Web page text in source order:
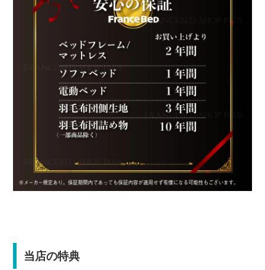
当店の特典